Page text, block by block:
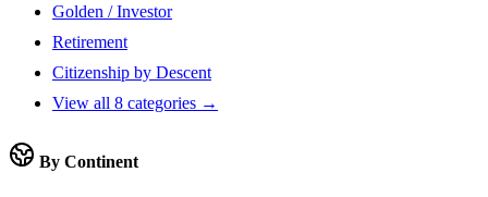
Golden / Investor
Retirement
Citizenship by Descent
View all 8 categories →
By Continent